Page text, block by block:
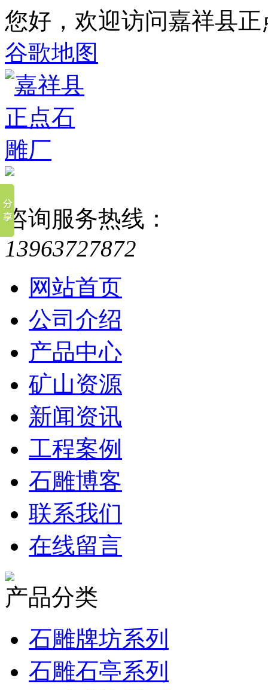
您好，欢迎访问嘉祥县
谷歌地图
咨询服务热线：
13963727872
网站首页
公司介绍
产品中心
矿山资源
新闻资讯
工程案例
石雕博客
联系我们
在线留言
产品分类
石雕牌坊系列
石雕石亭系列